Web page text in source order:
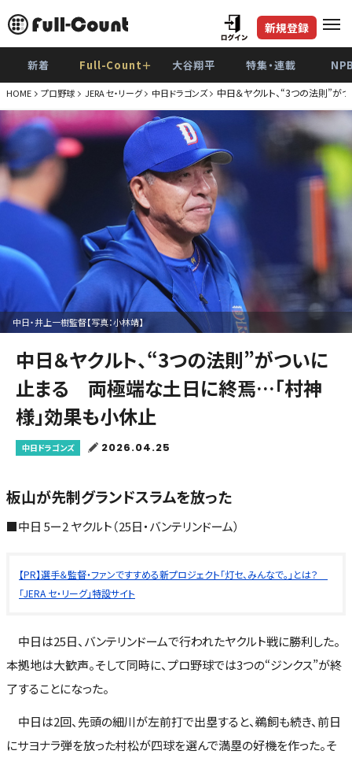
新規登録
新着 Full-Count＋ 大谷翔平 特集・連載
HOME プロ野球 JERA セ・リーグ 中日ドラゴンズ 中日＆ヤクルト、“3つの法則”
中日・井上一樹監督【写真：小林靖】
中日＆ヤクルト、“3つの法則”がついに
止まる 両極端な土日に終焉…「村神
様」効果も小休止
中日ドラゴンズ 2026.04.25
板山が先制グランドスラムを放った
■中日 5ー2 ヤクルト（25日・バンテリンドーム）
【PR】選手＆監督・ファンですすめる新プロジェクト「灯セ、みんなで。」とは？
「JERA セ・リーグ」特設サイト
中日は25日、バンテリンドームで行われたヤクルト戦に勝利した。
本拠地は大歓声。そして同時に、プロ野球では3つの“ジンクス”が終
了することになった。
中日は2回、先頭の細川が左前打で出塁すると、鵜飼も続き、前日
にサヨナラ弾を放った村松が四球を選んで満塁の好機を作った。そ